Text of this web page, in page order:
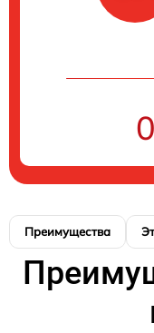
Преимущества